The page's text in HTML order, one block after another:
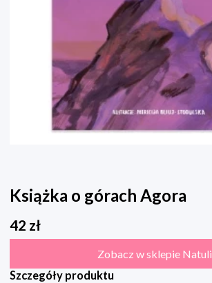
Książka o górach Agora
42 zł
Zobacz w sklepie Natuli
Szczegóły produktu